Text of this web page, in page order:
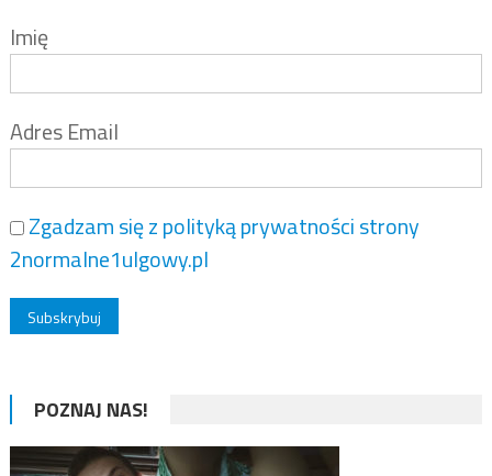
Imię
Adres Email
Zgadzam się z polityką prywatności strony
2normalne1ulgowy.pl
POZNAJ NAS!